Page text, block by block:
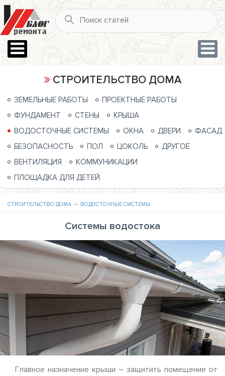
СТРОИТЕЛЬСТВО ДОМА
ЗЕМЕЛЬНЫЕ РАБОТЫ
ПРОЕКТНЫЕ РАБОТЫ
ФУНДАМЕНТ
СТЕНЫ
КРЫША
ВОДОСТОЧНЫЕ СИСТЕМЫ
ОКНА ДВЕРИ
ФАСАД
БЕЗОПАСНОСТЬ
ПОЛ ЦОКОЛЬ
ДРУГОЕ
ВЕНТИЛЯЦИЯ
КОММУНИКАЦИИ
ПЛОЩАДКА ДЛЯ ДЕТЕЙ
СТРОИТЕЛЬСТВО ДОМА ВОДОСТОЧНЫЕ СИСТЕМЫ
Системы водостока
Главное назначение крыши – защитить помещение от